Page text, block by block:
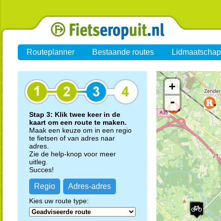
Routeplanner Bestaande routes Lidmaatschap
Stap 3: Klik twee keer in de
kaart om een route te maken.
Maak een keuze om in een regio
te fietsen of van adres naar
adres.
Zie de help-knop voor meer
uitleg.
Succes!
Regio Adres-adres
Kies uw route type:
+
-